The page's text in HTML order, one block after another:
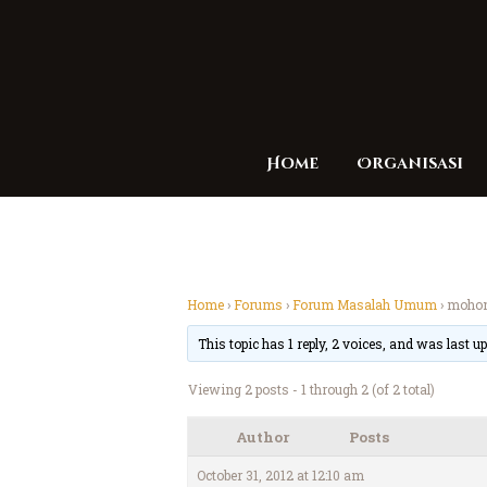
Home Organisasi
Home›Forums ›Forum Masalah Umum ›
This topic has 1 reply, 2 voices, and was last
Viewing 2 posts - 1 through 2 (of 2 total)
Author Posts
October 31, 2012 at 12:10 am